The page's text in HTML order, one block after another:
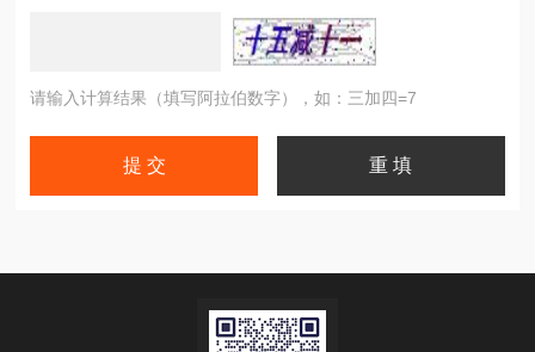
请输入计算结果（填写阿拉伯数字），如：三加四=7